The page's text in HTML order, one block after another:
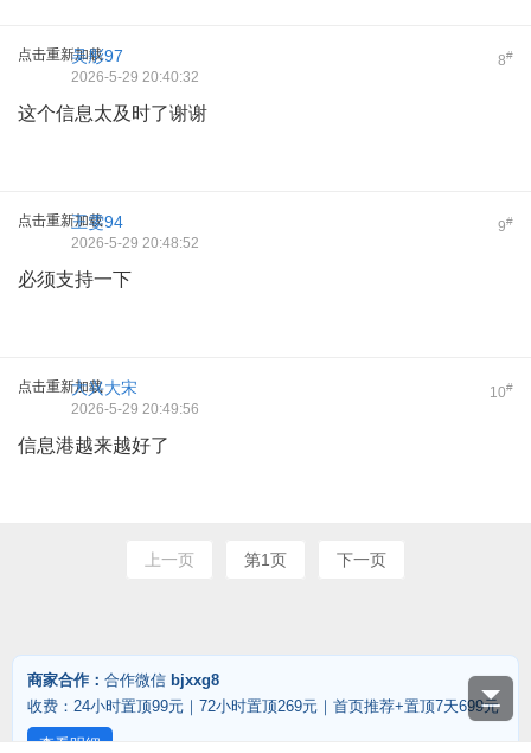
点击重新加载 8#
吴彤97
2026-5-29 20:40:32
这个信息太及时了谢谢
点击重新加载 9#
王雯94
2026-5-29 20:48:52
必须支持一下
点击重新加载 10#
大兴大宋
2026-5-29 20:49:56
信息港越来越好了
上一页 第1页 下一页
商家合作： 合作微信 bjxxg8
收费：24小时置顶99元｜72小时置顶269元｜首页推荐+置顶7天699元
查看明细